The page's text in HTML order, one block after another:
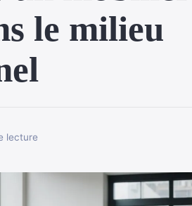
le milieu
lecture